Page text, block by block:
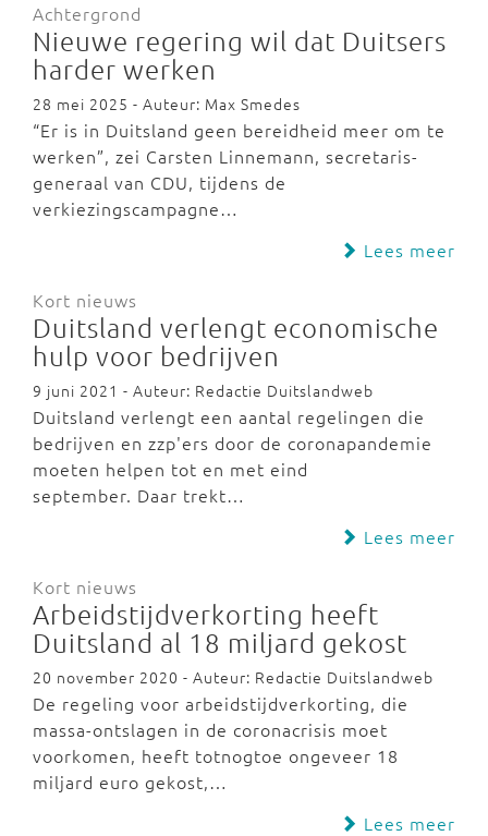
Achtergrond
Nieuwe regering wil dat Duitsers
harder werken
28 mei 2025 - Auteur: Max Smedes
“Er is in Duitsland geen bereidheid meer om te
werken”, zei Carsten Linnemann, secretaris-
generaal van CDU, tijdens de
verkiezingscampagne…
Lees meer
Kort nieuws
Duitsland verlengt economische
hulp voor bedrijven
9 juni 2021 - Auteur: Redactie Duitslandweb
Duitsland verlengt een aantal regelingen die
bedrijven en zzp'ers door de coronapandemie
moeten helpen tot en met eind
september. Daar trekt…
Lees meer
Kort nieuws
Arbeidstijdverkorting heeft
Duitsland al 18 miljard gekost
20 november 2020 - Auteur: Redactie Duitslandweb
De regeling voor arbeidstijdverkorting, die
massa-ontslagen in de coronacrisis moet
voorkomen, heeft totnogtoe ongeveer 18
miljard euro gekost,…
Lees meer